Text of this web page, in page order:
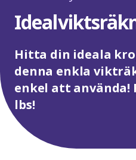
Hitta din ideala
denna enkla
enkel att använda!
lbs!